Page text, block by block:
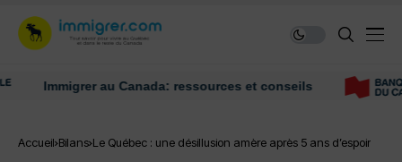
Immigrer au Canada: ressources et conseils
Accueil Bilans Le Québec : une désillusion amère après 5 ans d’espoir